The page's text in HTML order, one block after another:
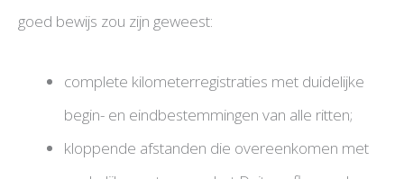
goed bewijs zou zijn geweest:
complete kilometerregistraties met duidelijke
begin- en eindbestemmingen van alle ritten;
kloppende afstanden die overeenkomen met